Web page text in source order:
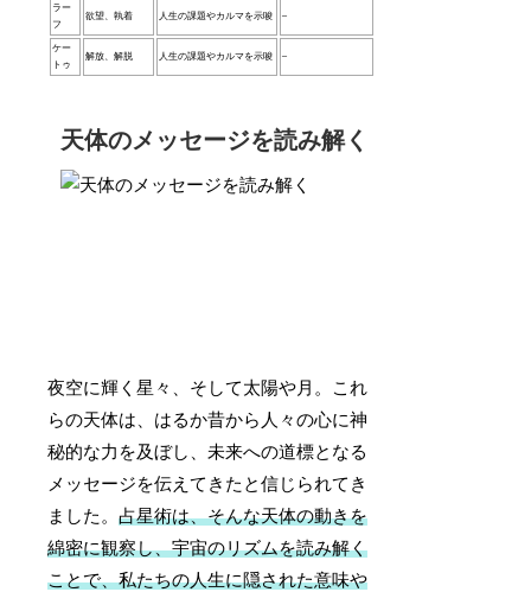
ラー
フ
欲望、執着 人生の課題やカルマを示唆 –
ケー
トゥ
解放、解脱 人生の課題やカルマを示唆 –
天体のメッセージを読み解く
夜空に輝く星々、そして太陽や月。これ
らの天体は、はるか昔から人々の心に神
秘的な力を及ぼし、未来への道標となる
メッセージを伝えてきたと信じられてき
ました。占星術は、そんな天体の動きを
綿密に観察し、宇宙のリズムを読み解く
ことで、私たちの人生に隠された意味や